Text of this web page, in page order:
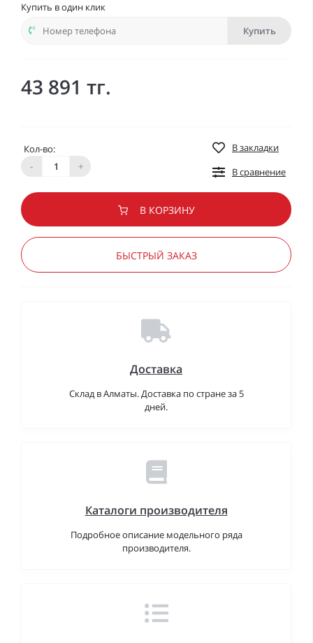
Купить в один клик
Купить
43 891 тг.
Кол-во:
-
+
В закладки
В сравнение
В КОРЗИНУ
БЫСТРЫЙ ЗАКАЗ
Доставка
Склад в Алматы. Доставка по стране за 5
дней.
Каталоги производителя
Подробное описание модельного ряда
производителя.